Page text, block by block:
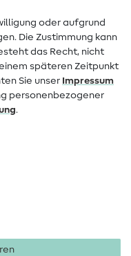
oder aufgrund
Die Zustimmung kann
das Recht, nicht
späteren Zeitpunkt
Sie unser Impressum
personenbezogener
.